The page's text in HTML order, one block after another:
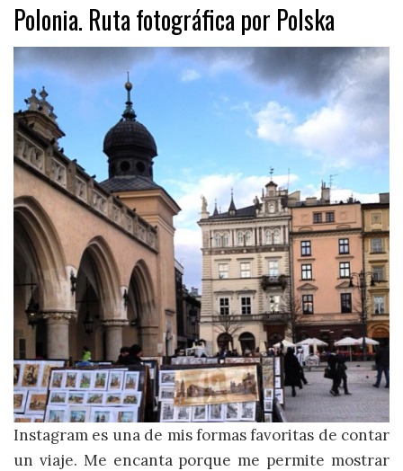
Polonia. Ruta fotográfica por Polska
Instagram es una de mis formas favoritas de contar
un viaje. Me encanta porque me permite mostrar